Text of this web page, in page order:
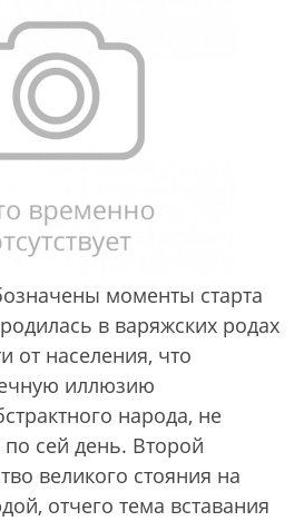
моменты старта
в варяжских родах
от населения, что
иллюзию
народа, не
сей день. Второй
великого стояния на
отчего тема вставания